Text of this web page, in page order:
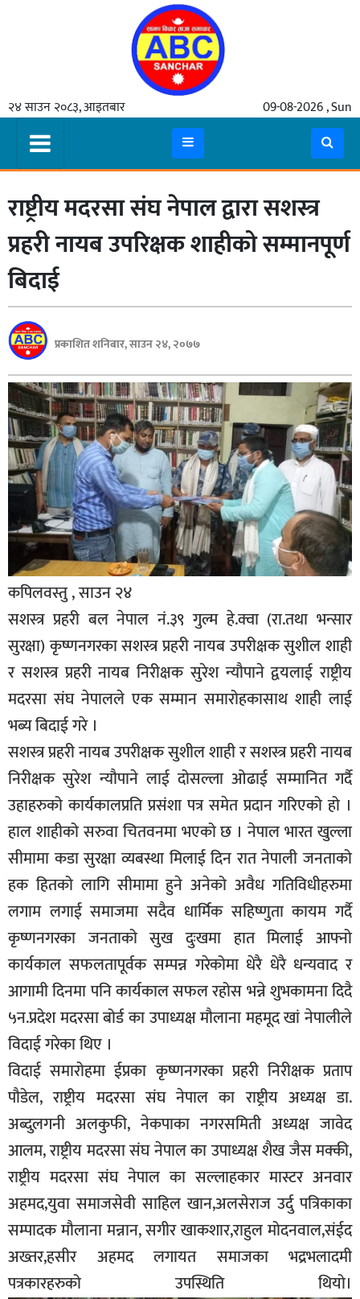
२४ साउन २०८३, आइतबार 09-08-2026 , Sun
समाचार
मुख्य
समाचार
कुटनीती
अर्थ
रसरङ्ग
यौन/
स्वास्थ्य
भिडियो
बिशेष
भिडियो
पत्रपत्रिका
खेलकुद
बिश्व
अचम्म
दुनिया
कुराकानी
जीवनशैली
साहित्य
सूचना-
प्रवधि
राष्ट्रीय मदरसा संघ नेपाल द्वारा सशस्त्र
प्रहरी नायब उपरिक्षक शाहीको सम्मानपूर्ण
बिदाई
प्रकाशित शनिबार, साउन २४, २०७७
कपिलवस्तु , साउन २४
सशस्त्र प्रहरी बल नेपाल नं.३९ गुल्म हे.क्वा (रा.तथा भन्सार
सुरक्षा) कृष्णनगरका सशस्त्र प्रहरी नायब उपरीक्षक सुशील शाही
र सशस्त्र प्रहरी नायब निरीक्षक सुरेश न्यौपाने द्वयलाई राष्ट्रीय
मदरसा संघ नेपालले एक सम्मान समारोहकासाथ शाही लाई
भब्य बिदाई गरे ।
सशस्त्र प्रहरी नायब उपरीक्षक सुशील शाही र सशस्त्र प्रहरी नायब
निरीक्षक सुरेश न्यौपाने लाई दोसल्ला ओढाई सम्मानित गर्दै
उहाहरुको कार्यकालप्रति प्रसंशा पत्र समेत प्रदान गरिएको हो ।
हाल शाहीको सरुवा चितवनमा भएको छ । नेपाल भारत खुल्ला
सीमामा कडा सुरक्षा व्यबस्था मिलाई दिन रात नेपाली जनताको
हक हितको लागि सीमामा हुने अनेको अवैध गतिविधीहरुमा
लगाम लगाई समाजमा सदैव धार्मिक सहिष्णुता कायम गर्दै
कृष्णनगरका जनताको सुख दुःखमा हात मिलाई आफ्नो
कार्यकाल सफलतापूर्वक सम्पन्न गरेकोमा धेरै धेरै धन्यवाद र
आगामी दिनमा पनि कार्यकाल सफल रहोस भन्ने शुभकामना दिदै
५न.प्रदेश मदरसा बोर्ड का उपाध्यक्ष मौलाना महमूद खां नेपालीले
विदाई गरेका थिए ।
विदाई समारोहमा ईप्रका कृष्णनगरका प्रहरी निरीक्षक प्रताप
पौडेल, राष्ट्रीय मदरसा संघ नेपाल का राष्ट्रीय अध्यक्ष डा.
अब्दुलगनी अलकुफी, नेकपाका नगरसमिती अध्यक्ष जावेद
आलम, राष्ट्रीय मदरसा संघ नेपाल का उपाध्यक्ष शैख जैस मक्की,
राष्ट्रीय मदरसा संघ नेपाल का सल्लाहकार मास्टर अनवार
अहमद,युवा समाजसेवी साहिल खान,अलसेराज उर्दु पत्रिकाका
सम्पादक मौलाना मन्नान, सगीर खाकशार,राहुल मोदनवाल,संईद
अख्तर,हसीर अहमद लगायत समाजका भद्रभलादमी
पत्रकारहरुको उपस्थिति थियो।